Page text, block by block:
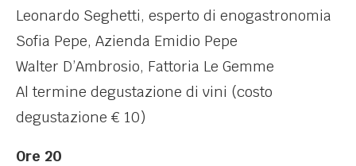
Leonardo Seghetti, esperto di enogastronomia
Sofia Pepe, Azienda Emidio Pepe
Walter D’Ambrosio, Fattoria Le Gemme
Al termine degustazione di vini (costo
degustazione € 10)
Ore 20